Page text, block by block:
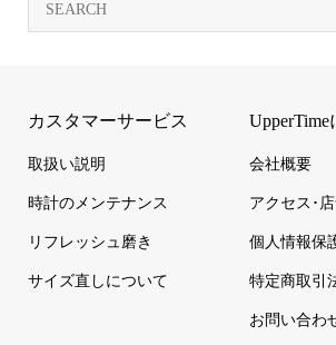
カスタマーサービス
取扱い説明
時計のメンテナンス
リフレッシュ磨き
サイズ直しについて
UpperTime
会社概要
アクセス･
個人情報保
特定商取引
お問い合わ